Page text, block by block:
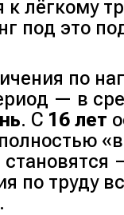
к лёгкому
под это
по
— в
. С 16 лет
становятся
по труду